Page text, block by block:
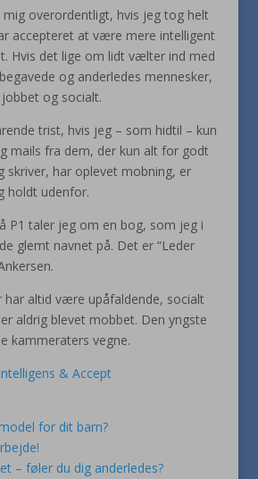
overordentligt, hvis jeg tog helt
accepteret at være mere intelligent
Hvis det lige om lidt vælter ind med
og anderledes mennesker,
og socialt.
trist, hvis jeg – som hidtil – kun
mails fra dem, der kun alt for godt
skriver, har oplevet mobning, er
holdt udenfor.
P1 taler jeg om en bog, som jeg i
glemt navnet på. Det er “Leder
har altid være upåfaldende, socialt
aldrig blevet mobbet. Den yngste
kammeraters vegne.
& Accept
for dit barn?
– føler du dig anderledes?